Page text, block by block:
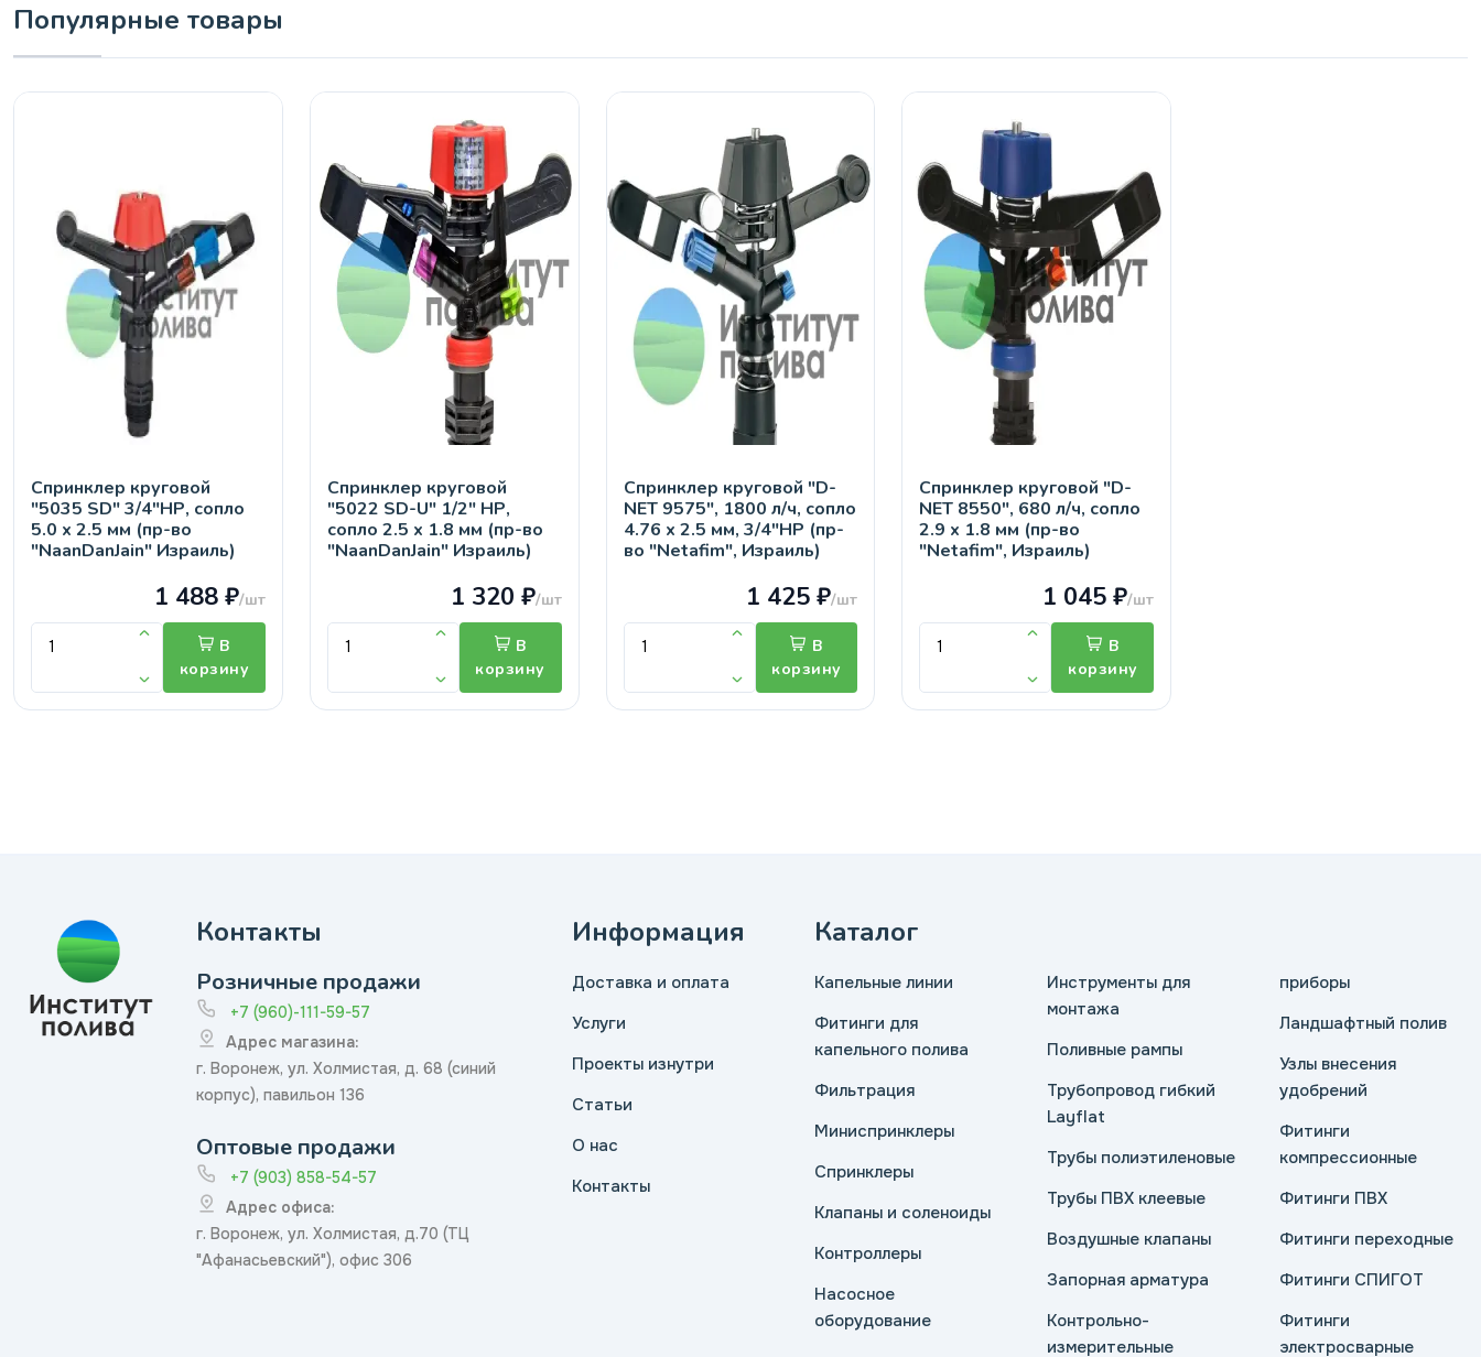
Популярные товары
Спринклер круговой
"5035 SD" 3/4"НР, сопло
5.0 х 2.5 мм (пр-во
"NaanDanJain" Израиль)
1 488 ₽/шт
В
корзину
Спринклер круговой
"5022 SD-U" 1/2" НР,
сопло 2.5 х 1.8 мм (пр-во
"NaanDanJain" Израиль)
1 320 ₽/шт
В
корзину
Спринклер круговой "D-
NET 9575", 1800 л/ч, сопло
4.76 х 2.5 мм, 3/4"НР (пр-
во "Netafim", Израиль)
1 425 ₽/шт
В
корзину
Спринклер круговой "D-
NET 8550", 680 л/ч, сопло
2.9 х 1.8 мм (пр-во
"Netafim", Израиль)
1 045 ₽/шт
В
корзину
Контакты
Розничные продажи
+7 (960)-111-59-57
Адрес магазина:
г. Воронеж, ул. Холмистая, д. 68 (синий
корпус), павильон 136
Оптовые продажи
+7 (903) 858-54-57
Адрес офиса:
г. Воронеж, ул. Холмистая, д.70 (ТЦ
"Афанасьевский"), офис 306
Информация
Доставка и оплата
Услуги
Проекты изнутри
Статьи
О нас
Контакты
Каталог
Капельные линии
Фитинги для
капельного полива
Фильтрация
Миниспринклеры
Спринклеры
Клапаны и соленоиды
Контроллеры
Насосное
оборудование
Инструменты для
монтажа
Поливные рампы
Трубопровод гибкий
Layflat
Трубы полиэтиленовые
Трубы ПВХ клеевые
Воздушные клапаны
Запорная арматура
Контрольно-
измерительные
приборы
Ландшафтный полив
Узлы внесения
удобрений
Фитинги
компрессионные
Фитинги ПВХ
Фитинги переходные
Фитинги СПИГОТ
Фитинги
электросварные